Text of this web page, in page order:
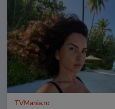
TVMania.ro